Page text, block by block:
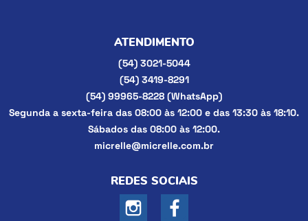
ATENDIMENTO
(54)3021-5044
(54)3419-8291
(54) 99965-8228 (WhatsApp)
Segunda a sexta-feira das 08:00 às 12:00 e das 13:30 às 18:10.
Sábados das 08:00 às 12:00.
micrelle@micrelle.com.br
REDES SOCIAIS